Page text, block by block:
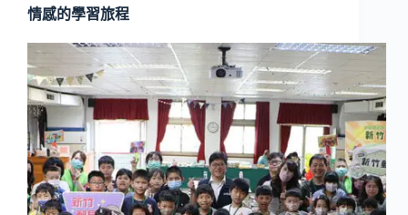
情感的學習旅程